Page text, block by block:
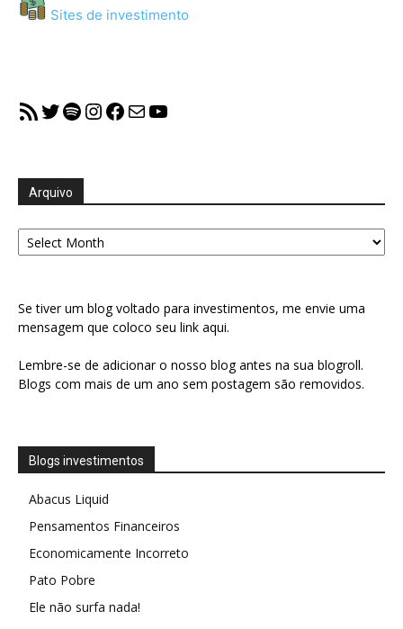
Sites de investimento
RSS FeedTwitter
Spotify
Instagram
Facebook
MailYouTube
Arquivo
Arquivo
Se tiver um blog voltado para investimentos, me envie uma
mensagem que coloco seu link aqui.
Lembre-se de adicionar o nosso blog antes na sua blogroll.
Blogs com mais de um ano sem postagem são removidos.
Blogs investimentos
Abacus Liquid
Pensamentos Financeiros
Economicamente Incorreto
Pato Pobre
Ele não surfa nada!